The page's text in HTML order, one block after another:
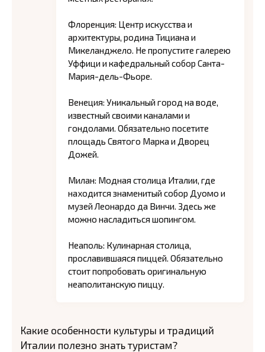
Флоренция: Центр искусства и
архитектуры, родина Тициана и
Микеланджело. Не пропустите галерею
Уффици и кафедральный собор Санта-
Мария-дель-Фьоре.
Венеция: Уникальный город на воде,
известный своими каналами и
гондолами. Обязательно посетите
площадь Святого Марка и Дворец
Дожей.
Милан: Модная столица Италии, где
находится знаменитый собор Дуомо и
музей Леонардо да Винчи. Здесь же
можно насладиться шопингом.
Неаполь: Кулинарная столица,
прославившаяся пиццей. Обязательно
стоит попробовать оригинальную
неаполитанскую пиццу.
Какие особенности культуры и традиций
Италии полезно знать туристам?